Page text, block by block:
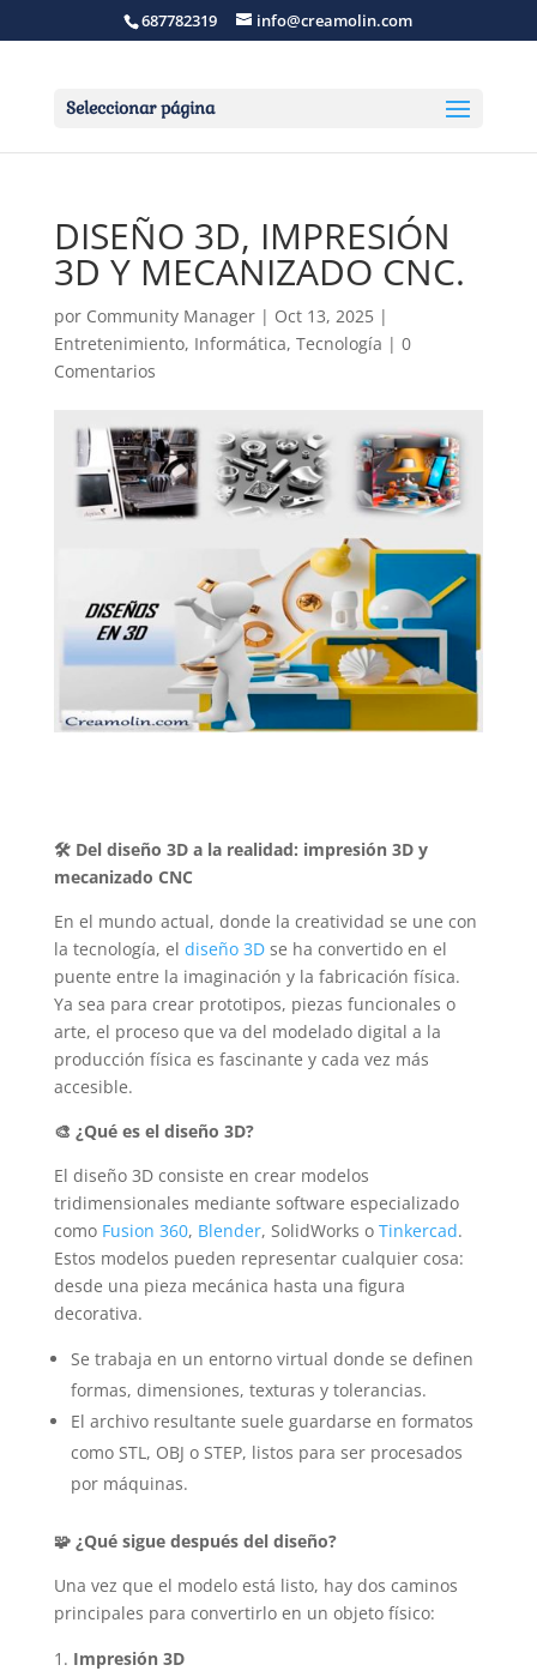
687782319 info@creamolin.com
Seleccionar página
DISEÑO 3D, IMPRESIÓN
3D Y MECANIZADO CNC.
por Community Manager| Oct 13, 2025|
Entretenimiento, Informática, Tecnología | 0
Comentarios
🛠️Del diseño 3D a la realidad: impresión 3D y
mecanizado CNC
En el mundo actual, donde la creatividad se une con
la tecnología, el diseño 3Dse ha convertido en el
puente entre la imaginación y la fabricación física.
Ya sea para crear prototipos, piezas funcionales o
arte, el proceso que va del modelado digital a la
producción física es fascinante y cada vez más
accesible.
🎨 ¿Qué es el diseño 3D?
El diseño 3D consiste en crear modelos
tridimensionales mediante software especializado
como Fusion 360, Blender, SolidWorks o Tinkercad.
Estos modelos pueden representar cualquier cosa:
desde una pieza mecánica hasta una figura
decorativa.
Se trabaja en un entorno virtual donde se definen
formas, dimensiones, texturas y tolerancias.
El archivo resultante suele guardarse en formatos
como STL, OBJ o STEP, listos para ser procesados
por máquinas.
🧩¿Qué sigue después del diseño?
Una vez que el modelo está listo, hay dos caminos
principales para convertirlo en un objeto físico:
Impresión 3D